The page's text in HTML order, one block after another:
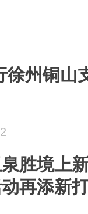
徐州铜山
胜境上
再添新